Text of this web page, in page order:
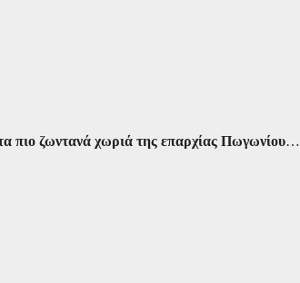
πιο ζωντανά χωριά της επαρχίας Πωγωνίου…